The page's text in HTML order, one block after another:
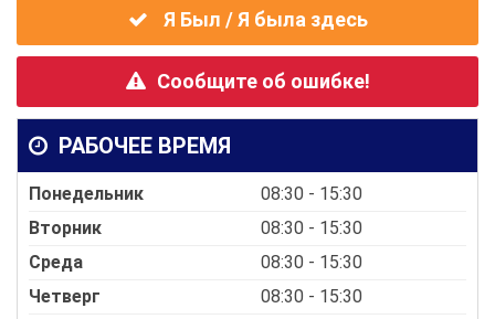
Я Был / Я была здесь
Сообщите об ошибке!
РАБОЧЕЕ ВРЕМЯ
Понедельник
08:30 - 15:30
Вторник
08:30 - 15:30
Среда
08:30 - 15:30
Четверг
08:30 - 15:30